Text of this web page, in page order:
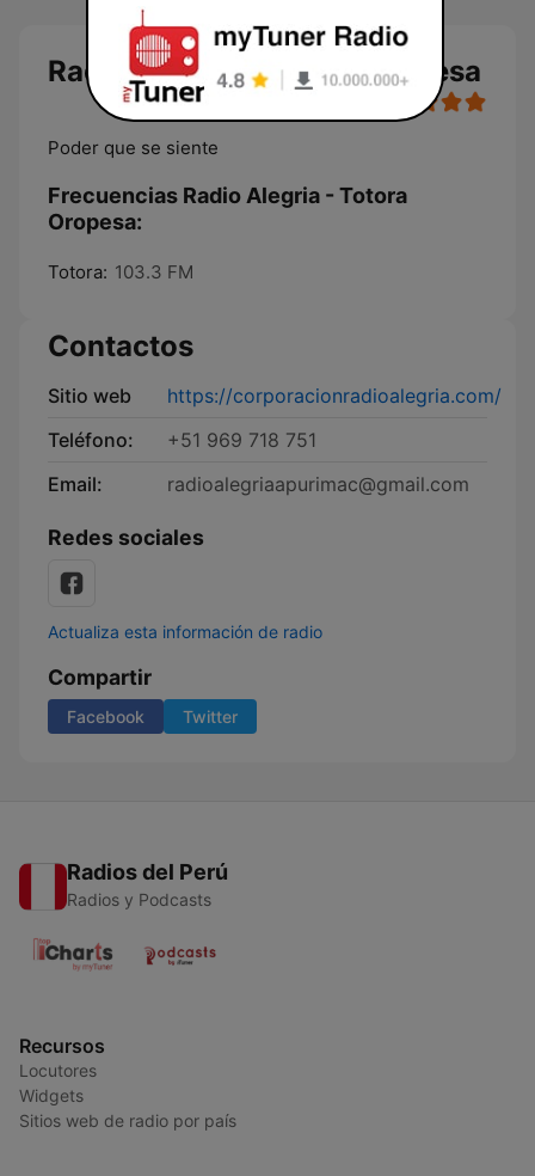
Radio Alegria - Totora Oropesa
Poder que se siente
Frecuencias Radio Alegria - Totora
Oropesa:
Totora: 103.3 FM
Contactos
Sitio web
https://corporacionradioalegria.com/
Teléfono:
+51 969 718 751
Email:
radioalegriaapurimac@gmail.com
Redes sociales
Actualiza esta información de radio
Compartir
Facebook Twitter
Radios del Perú
Radios y Podcasts
Recursos
Locutores
Widgets
Sitios web de radio por país